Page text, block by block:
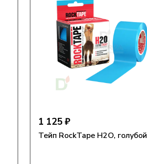
1 125 ₽
Тейп RockTape H2O, голубой